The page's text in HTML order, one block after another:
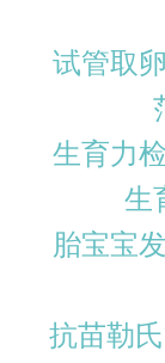
试管取
生育力
生
胎宝宝
抗苗勒